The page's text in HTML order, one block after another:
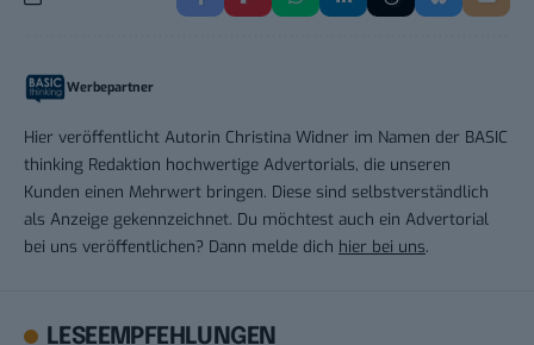
Werbepartner
Hier veröffentlicht Autorin Christina Widner im Namen der BASIC
thinking Redaktion hochwertige Advertorials, die unseren
Kunden einen Mehrwert bringen. Diese sind selbstverständlich
als Anzeige gekennzeichnet. Du möchtest auch ein Advertorial
bei uns veröffentlichen? Dann melde dich hier bei uns.
LESEEMPFEHLUNGEN